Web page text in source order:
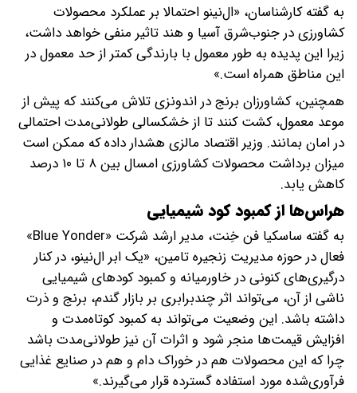
به گفته کارشناسان، «ال‌نینو احتمالا بر عملکرد محصولات
کشاورزی در جنوب‌شرق آسیا و هند تاثیر منفی خواهد داشت،
زیرا این پدیده به طور معمول با بارندگی کمتر از حد معمول در
این مناطق همراه است.»
همچنین، کشاورزان برنج در اندونزی تلاش می‌کنند که پیش از
موعد معمول، کشت کنند تا از خشکسالی طولانی‌مدت احتمالی
در امان بمانند. وزیر اقتصاد مالزی هشدار داده که ممکن است
میزان برداشت محصولات کشاورزی امسال بین ۸ تا ۱۰ درصد
کاهش یابد.
هراس‌ها از کمبود کود شیمیایی
به گفته ساسکیا فن‌ خِنت، مدیر ارشد شرکت «Blue Yonder»
فعال در حوزه مدیریت زنجیره تامین، «یک ابر ال‌نینو، در کنار
درگیری‌های کنونی در خاورمیانه و کمبود کودهای شیمیایی
ناشی از آن، می‌تواند اثر چندبرابری بر بازار گندم، برنج و ذرت
داشته باشد. این وضعیت می‌تواند به کمبود کوتاه‌مدت و
افزایش قیمت‌ها منجر شود و اثرات آن نیز طولانی‌مدت باشد
چرا که این محصولات هم در خوراک دام و هم در صنایع غذایی
فرآوری‌شده مورد استفاده گسترده قرار می‌گیرند.»